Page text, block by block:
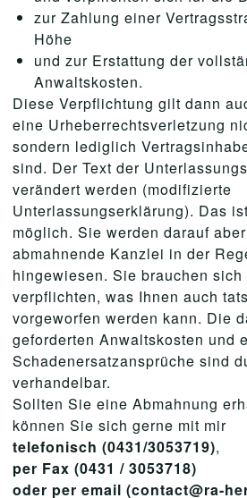
zur Zahlung einer
Höhe
und zur Erstattung der
Anwaltskosten.
Diese Verpflichtung gilt dann
eine Urheberrechtsverletzung
sondern lediglich
sind. Der Text der
verändert werden (modifizierte
Unterlassungserklärung). Das
möglich. Sie werden darauf
abmahnende Kanzlei in der
hingewiesen. Sie brauchen sich
verpflichten, was Ihnen auch
vorgeworfen werden kann. Die
geforderten Anwaltskosten und
Schadenersatzansprüche sind
verhandelbar.
Sollten Sie eine Abmahnung
können Sie sich gerne mit mir
telefonisch (0431/3053719),
per Fax (0431 / 3053718)
oder per email (contact@ra-